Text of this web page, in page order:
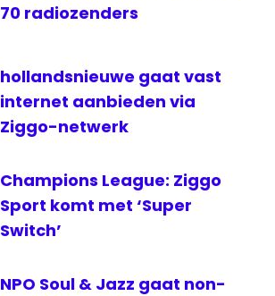
70 radiozenders
hollandsnieuwe gaat vast
internet aanbieden via
Ziggo-netwerk
Champions League: Ziggo
Sport komt met ‘Super
Switch’
NPO Soul & Jazz gaat non-